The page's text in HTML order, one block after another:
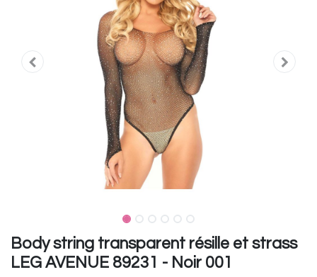
Body string transparent résille et strass
LEG AVENUE 89231 - Noir 001